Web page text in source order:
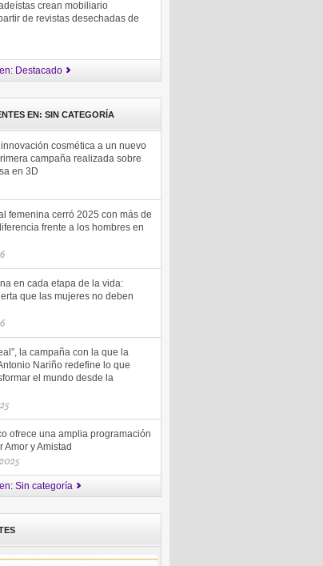
crean mobiliario
de revistas desechadas de
Destacado
EN: SIN CATEGORÍA
cosmética a un nuevo
campaña realizada sobre
en 3D
femenina cerró 2025 con más de
frente a los hombres en
en cada etapa de la vida:
que las mujeres no deben
la campaña con la que la
Nariño redefine lo que
el mundo desde la
ofrece una amplia programación
Amor y Amistad
Sin categoría